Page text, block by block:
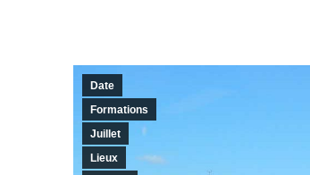
Date
Formations
Juillet
Lieux